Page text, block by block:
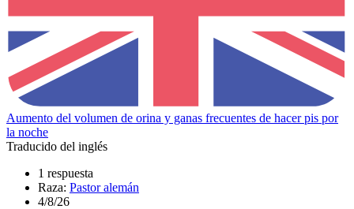
Aumento del volumen de orina y ganas frecuentes de hacer pis por
la noche
Traducido del inglés
1 respuesta
Raza: Pastor alemán
4/8/26